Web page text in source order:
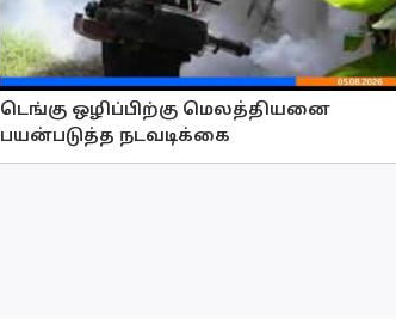
டெங்கு ஒழிப்பிற்கு மெலத்தியனை
பயன்படுத்த நடவடிக்கை